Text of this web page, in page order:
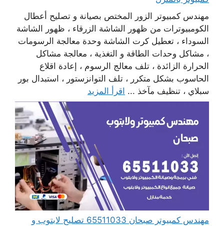
مهندس كمبيوتر الزور المختص بصيانة و تصليح أعطال
الكومبيوترات من ظهور الشاشة الزرقاء ، ظهور الشاشة
السوداء ، تعطيل كرت الشاشة وحدة معالجة الرسومات
، مشاكل وحدات الطاقة و التغذية ، معالجة مشاكل
الحرارة الزائدة ، تلف معالج الرسوم ، إعادة اقلاع
الحاسوب بشكل متكرر ، تلف التوانزستور ، استبدال بور
سبلاي ، تنظيف مآخذ ... اقرأ المزيد
مهندس كمبيوتر صبحان 65511033 تصليح لابتوب و